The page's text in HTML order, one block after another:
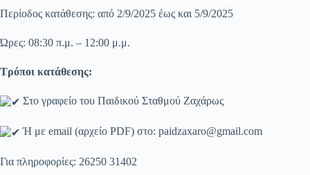
Περίοδος κατάθεσης: από 2/9/2025 έως και 5/9/2025
Ώρες: 08:30 π.μ. – 12:00 μ.μ.
Τρόποι κατάθεσης:
Στο γραφείο του Παιδικού Σταθμού Ζαχάρως
Ή με email (αρχείο PDF) στο: paidzaxaro@gmail.com
Για πληροφορίες: 26250 31402